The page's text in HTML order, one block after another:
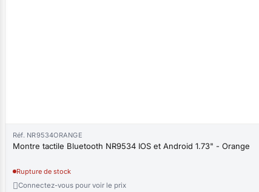
Réf. NR9534ORANGE
Montre tactile Bluetooth NR9534 IOS et Android 1.73" - Orange
Rupture de stock
Connectez-vous pour voir le prix